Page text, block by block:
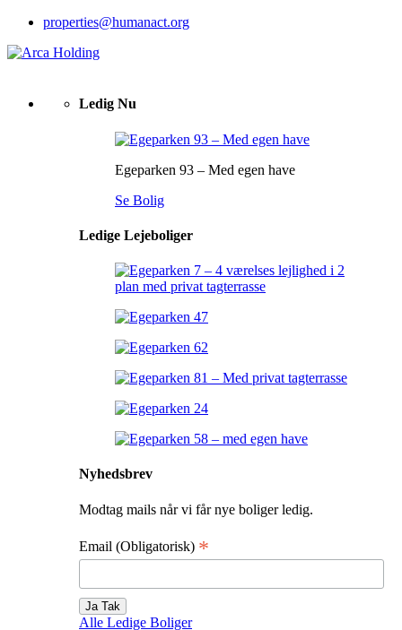
properties@humanact.org
Ledig Nu
Egeparken 93 – Med egen have
Se Bolig
Ledige Lejeboliger
Nyhedsbrev
Modtag mails når vi får nye boliger ledig.
Email (Obligatorisk) *
Alle Ledige Boliger